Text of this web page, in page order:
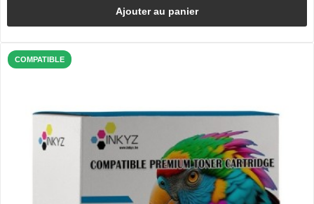
Ajouter au panier
COMPATIBLE